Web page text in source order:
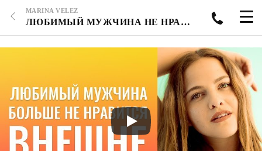
MARINA VELEZ
ЛЮБИМЫЙ МУЖЧИНА НЕ НРАВИТСЯ БОЛЬШЕ ВНЕШНЕ. ЭМОЦИЯ ОТВРАЩЕНИЯ. ПОЯВИЛОСЬ ОТВРАЩЕНИЕ К МУЖУ.